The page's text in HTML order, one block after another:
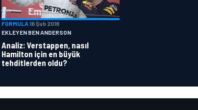
FORMULA 16 Şub 2018
EKLEYEN BEN ANDERSON
Analiz: Verstappen, nasıl
Hamilton için en büyük
tehditlerden oldu?